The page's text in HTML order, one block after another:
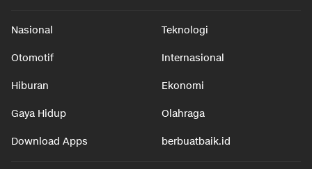
Nasional Teknologi
Otomotif Internasional
Hiburan Ekonomi
Gaya Hidup Olahraga
Download Apps berbuatbaik.id